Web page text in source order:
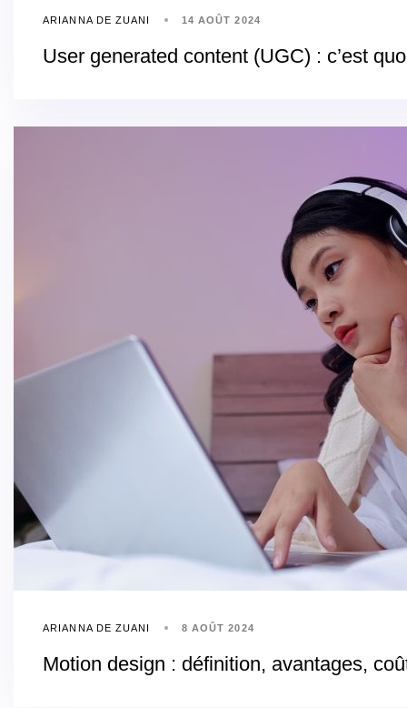
ARIANNA DE ZUANI 14 AOÛT 2024
User generated content (UGC) : c’est
ARIANNA DE ZUANI 8 AOÛT 2024
Motion design : définition, avantages,